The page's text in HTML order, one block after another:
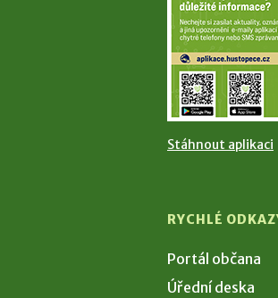
Stáhnout aplikaci
RYCHLÉ
Portál občana
Úřední deska